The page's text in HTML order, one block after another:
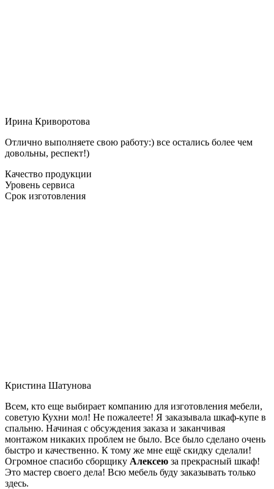
Ирина Криворотова
Отлично выполняете свою работу:) все остались более чем
довольны, респект!)
Качество продукции
Уровень сервиса
Срок изготовления
Кристина Шатунова
Всем, кто еще выбирает компанию для изготовления мебели,
советую Кухни мол! Не пожалеете! Я заказывала шкаф-купе в
спальню. Начиная с обсуждения заказа и заканчивая
монтажом никаких проблем не было. Все было сделано очень
быстро и качественно. К тому же мне ещё скидку сделали!
Огромное спасибо сборщику Алексею за прекрасный шкаф!
Это мастер своего дела! Всю мебель буду заказывать только
здесь.